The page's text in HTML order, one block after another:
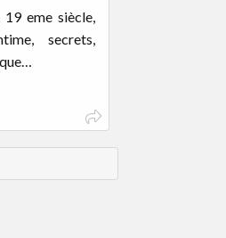
eme siècle,
secrets,